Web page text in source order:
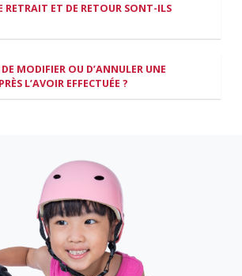
RETRAIT ET DE RETOUR SONT-ILS
MODIFIER OU D’ANNULER UNE
L’AVOIR EFFECTUÉE ?